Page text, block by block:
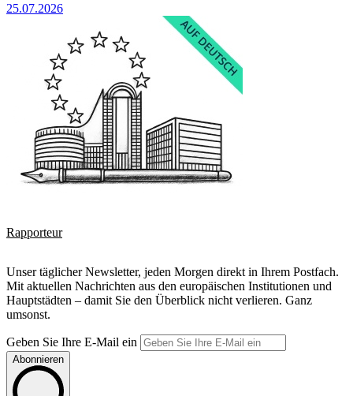
25.07.2026
Rapporteur
Unser täglicher Newsletter, jeden Morgen direkt in Ihrem Postfach.
Mit aktuellen Nachrichten aus den europäischen Institutionen und
Hauptstädten – damit Sie den Überblick nicht verlieren. Ganz
umsonst.
Geben Sie Ihre E-Mail ein
Abonnieren